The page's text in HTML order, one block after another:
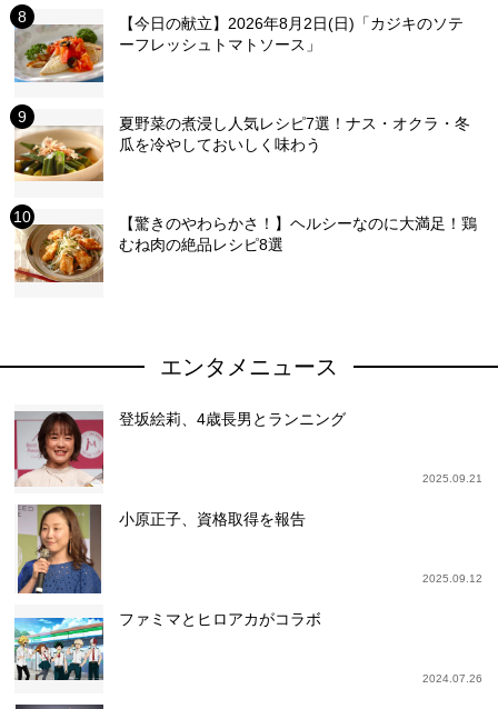
【今日の献立】2026年8月2日(日)「カジキのソテ
ーフレッシュトマトソース」
夏野菜の煮浸し人気レシピ7選！ナス・オクラ・冬
瓜を冷やしておいしく味わう
【驚きのやわらかさ！】ヘルシーなのに大満足！鶏
むね肉の絶品レシピ8選
エンタメニュース
登坂絵莉、4歳長男とランニング
2025.09.21
小原正子、資格取得を報告
2025.09.12
ファミマとヒロアカがコラボ
2024.07.26